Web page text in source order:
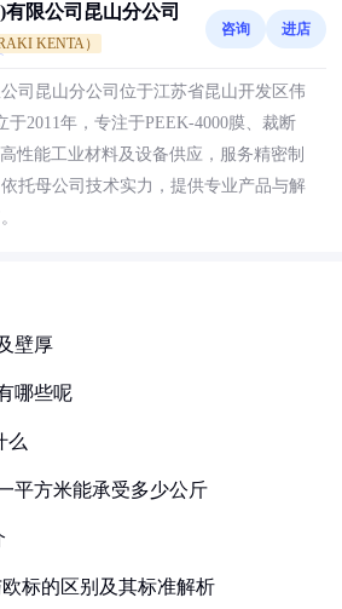
限公司昆山分公司
KENTA）
咨询 进店
司昆山分公司位于江苏省昆山开发区伟
于2011年，专注于PEEK-4000膜、裁断
性能工业材料及设备供应，服务精密制
托母公司技术实力，提供专业产品与解
壁厚
哪些呢
么
平方米能承受多少公斤
标的区别及其标准解析